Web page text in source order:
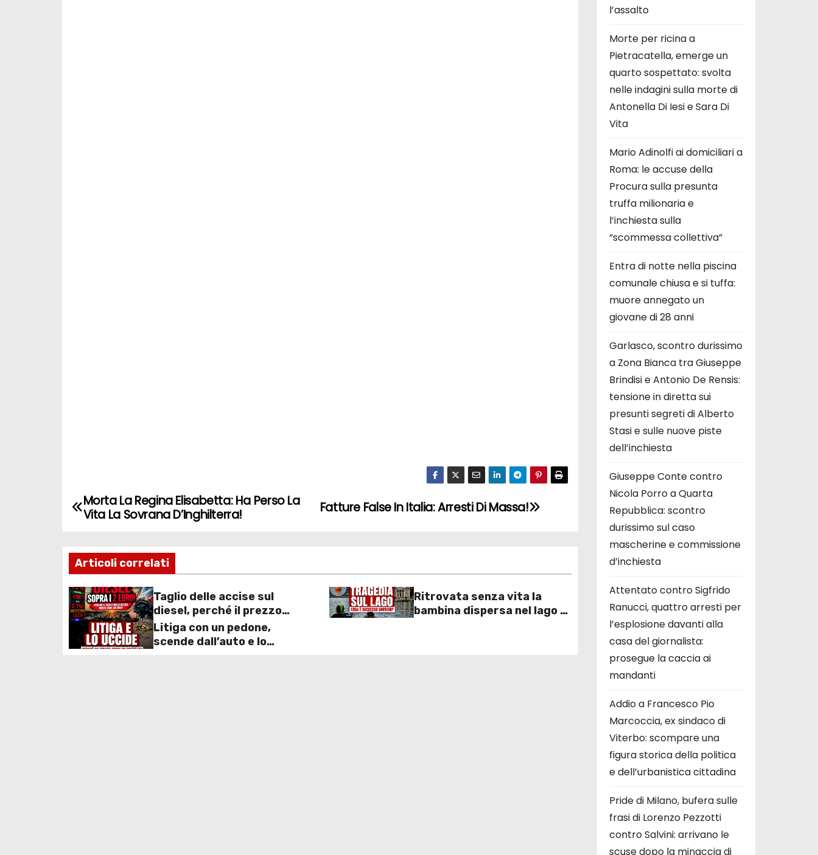
N
v
i
g
a
Fatture False In Italia: Arresti Di Massa!
Morta La Regina Elisabetta: Ha Perso La
Vita La Sovrana D’Inghilterra!
Articoli correlati
Taglio delle accise sul
diesel, perché il prezzo
resta ancora sopra i 2 euro
nonostante lo sconto
Ritrovata senza vita la
bambina dispersa nel lago di
Litiga con un pedone,
scende dall’auto e lo
l’assalto
Morte per ricina a
Pietracatella, emerge un
quarto sospettato: svolta
nelle indagini sulla morte di
Antonella Di Iesi e Sara Di
Vita
Mario Adinolfi ai domiciliari a
Roma: le accuse della
Procura sulla presunta
truffa milionaria e
l’inchiesta sulla
“scommessa collettiva”
Entra di notte nella piscina
comunale chiusa e si tuffa:
muore annegato un
giovane di 28 anni
Garlasco, scontro durissimo
a Zona Bianca tra Giuseppe
Brindisi e Antonio De Rensis:
tensione in diretta sui
presunti segreti di Alberto
Stasi e sulle nuove piste
dell’inchiesta
Giuseppe Conte contro
Nicola Porro a Quarta
Repubblica: scontro
durissimo sul caso
mascherine e commissione
d’inchiesta
Attentato contro Sigfrido
Ranucci, quattro arresti per
l’esplosione davanti alla
casa del giornalista:
prosegue la caccia ai
mandanti
Addio a Francesco Pio
Marcoccia, ex sindaco di
Viterbo: scompare una
figura storica della politica
e dell’urbanistica cittadina
Pride di Milano, bufera sulle
frasi di Lorenzo Pezzotti
contro Salvini: arrivano le
scuse dopo la minaccia di